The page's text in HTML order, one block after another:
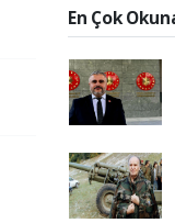
En Çok